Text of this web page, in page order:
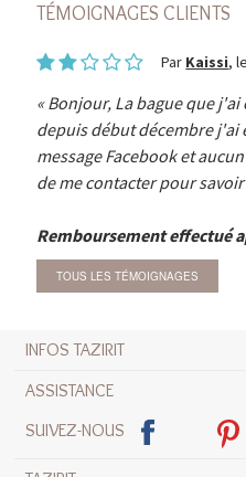
TÉMOIGNAGES CLIENTS
Par Kaissi,
Bonjour, La bague que
depuis début décembre j'ai
message Facebook et
de me contacter pour
Remboursement effectué
TOUS LES TÉMOIGNAGES
INFOS TAZIRIT
ASSISTANCE
SUIVEZ-NOUS